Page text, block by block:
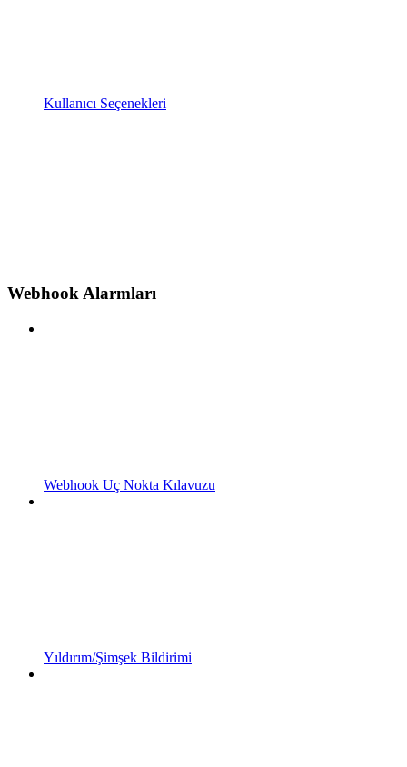
Kullanıcı Seçenekleri
Webhook Alarmları
Webhook Uç Nokta Kılavuzu
Yıldırım/Şimşek Bildirimi